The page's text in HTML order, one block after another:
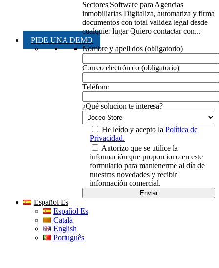
Sectores Software para Agencias
inmobiliarias Digitaliza, automatiza y firma
documentos con total validez legal desde
cualquier lugar Quiero contactar con...
PIDE UNA DEMO
Nombre y apellidos (obligatorio)
Correo electrónico (obligatorio)
Teléfono
¿Qué solucion te interesa?
He leído y acepto la Política de
Privacidad.
Autorizo que se utilice la
información que proporciono en este
formulario para mantenerme al día de
nuestras novedades y recibir
información comercial.
Español Es
Español Es
Català
English
Português